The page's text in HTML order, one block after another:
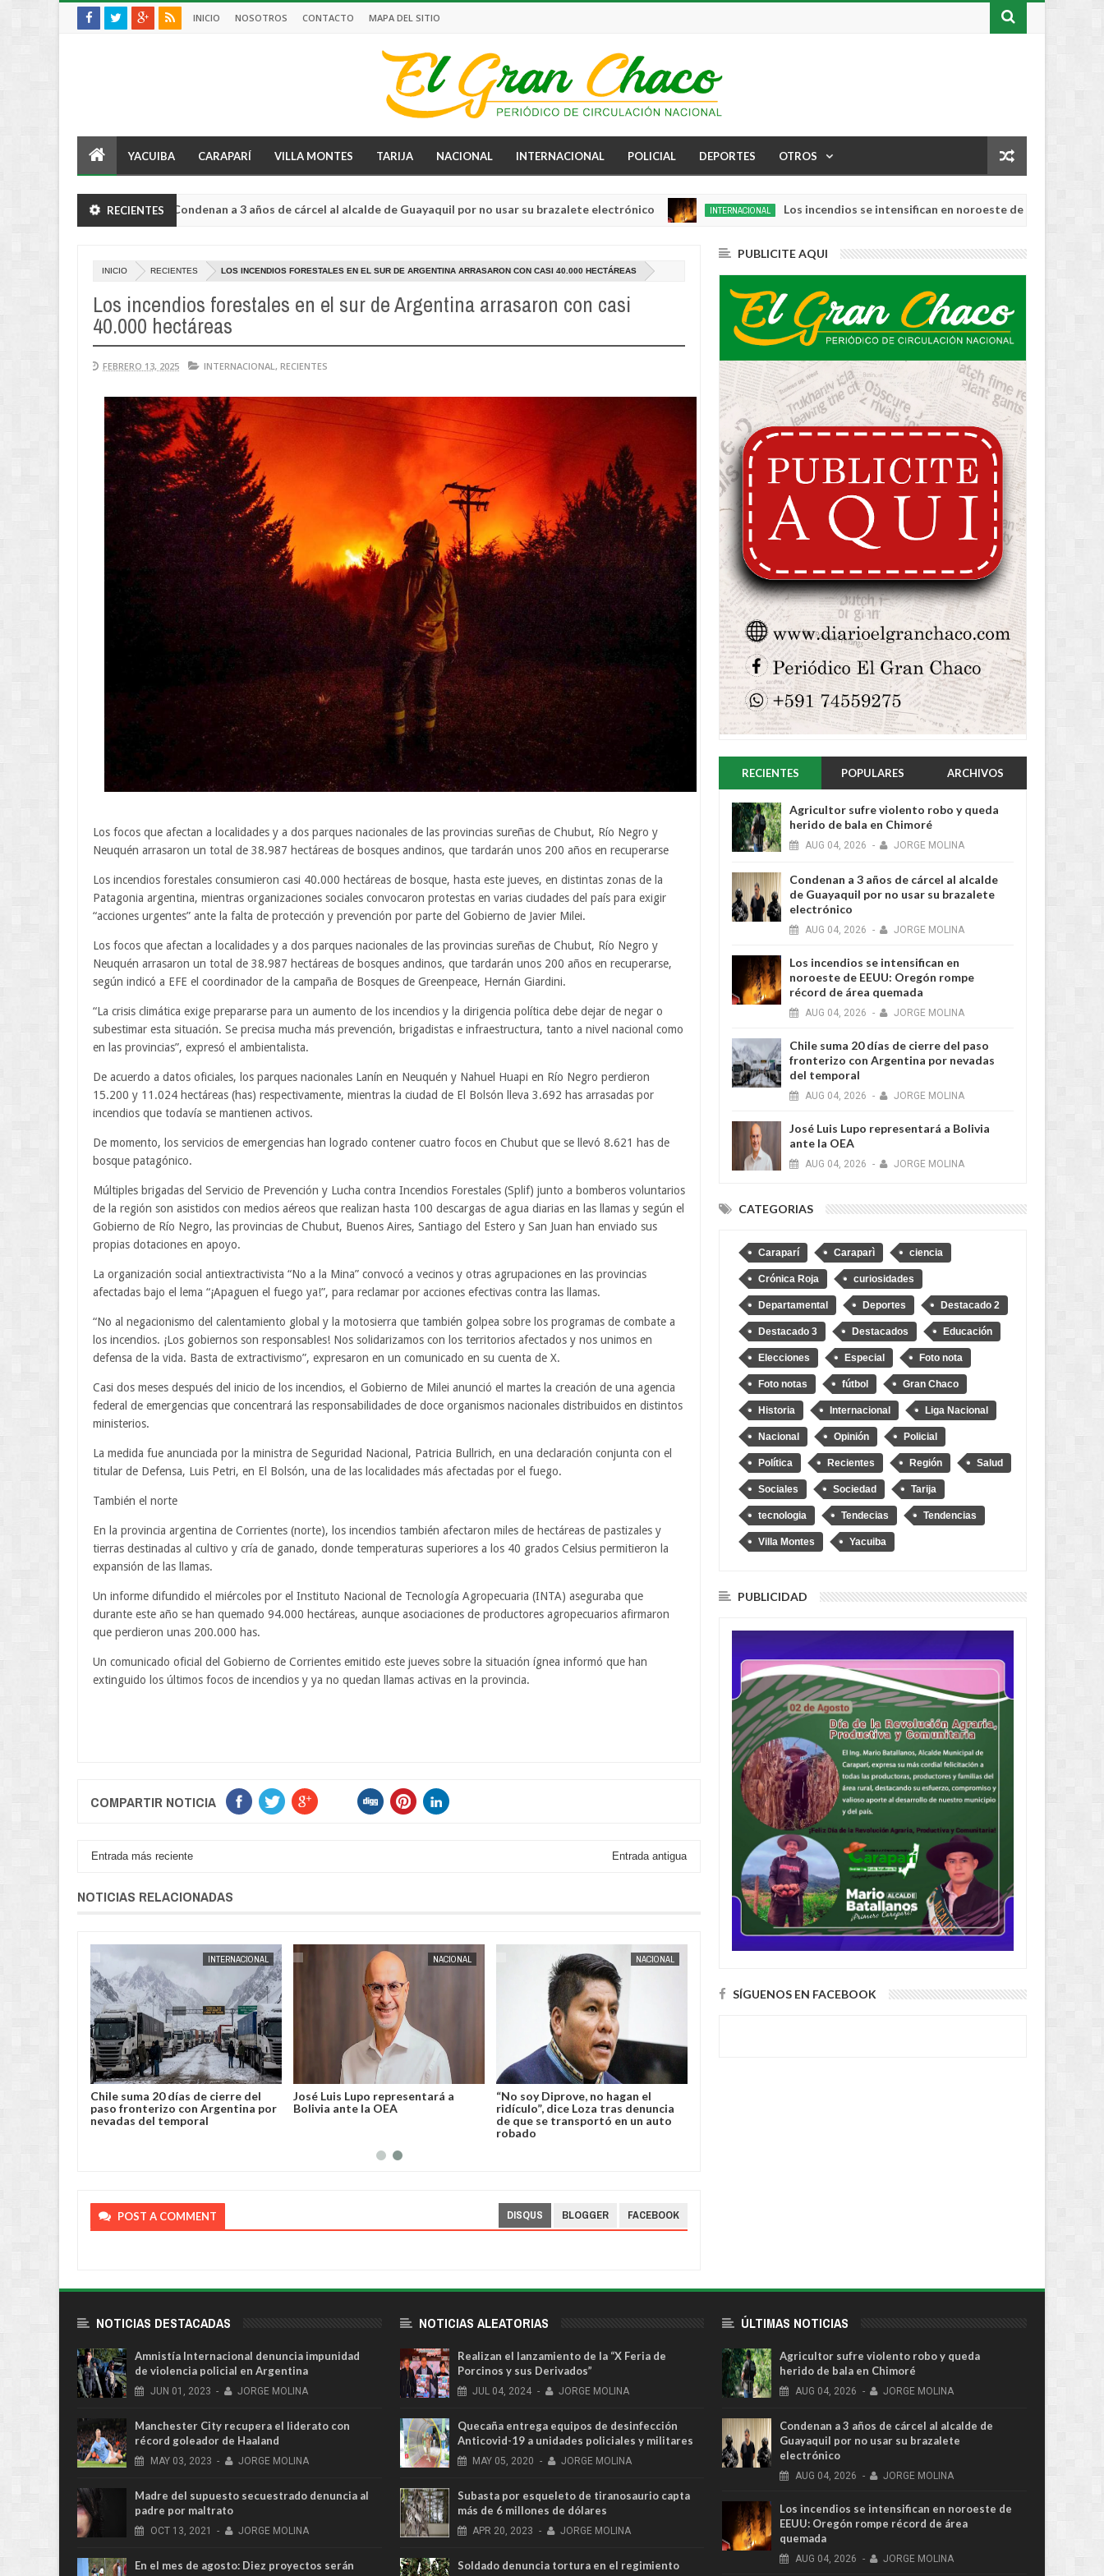
INICIO NOSOTROS CONTACTO MAPA DEL SITIO
YACUIBA CARAPARÍ VILLA MONTES TARIJA NACIONAL INTERNACIONAL POLICIAL DEPORTES OTROS
RECIENTES
INTERNACIONAL Condenan a 3 años de cárcel al alcalde de Guayaquil por no usar su brazalete electrónico INTERNACIONAL Los incendios se intensifican en noroeste de EEUU: Oregón rompe
INICIO RECIENTES LOS INCENDIOS FORESTALES EN EL SUR DE ARGENTINA ARRASARON CON CASI 40.000 HECTÁREAS
Los incendios forestales en el sur de Argentina arrasaron con casi
40.000 hectáreas
FEBRERO 13, 2025 INTERNACIONAL , RECIENTES
Los focos que afectan a localidades y a dos parques nacionales de las provincias sureñas de Chubut, Río Negro y
Neuquén arrasaron un total de 38.987 hectáreas de bosques andinos, que tardarán unos 200 años en recuperarse
Los incendios forestales consumieron casi 40.000 hectáreas de bosque, hasta este jueves, en distintas zonas de la
Patagonia argentina, mientras organizaciones sociales convocaron protestas en varias ciudades del país para exigir
“acciones urgentes” ante la falta de protección y prevención por parte del Gobierno de Javier Milei.
Los focos que afectan a localidades y a dos parques nacionales de las provincias sureñas de Chubut, Río Negro y
Neuquén arrasaron un total de 38.987 hectáreas de bosques andinos, que tardarán unos 200 años en recuperarse,
según indicó a EFE el coordinador de la campaña de Bosques de Greenpeace, Hernán Giardini.
“La crisis climática exige prepararse para un aumento de los incendios y la dirigencia política debe dejar de negar o
subestimar esta situación. Se precisa mucha más prevención, brigadistas e infraestructura, tanto a nivel nacional como
en las provincias”, expresó el ambientalista.
De acuerdo a datos oficiales, los parques nacionales Lanín en Neuquén y Nahuel Huapi en Río Negro perdieron
15.200 y 11.024 hectáreas (has) respectivamente, mientras la ciudad de El Bolsón lleva 3.692 has arrasadas por
incendios que todavía se mantienen activos.
De momento, los servicios de emergencias han logrado contener cuatro focos en Chubut que se llevó 8.621 has de
bosque patagónico.
Múltiples brigadas del Servicio de Prevención y Lucha contra Incendios Forestales (Splif) junto a bomberos voluntarios
de la región son asistidos con medios aéreos que realizan hasta 100 descargas de agua diarias en las llamas y según el
Gobierno de Río Negro, las provincias de Chubut, Buenos Aires, Santiago del Estero y San Juan han enviado sus
propias dotaciones en apoyo.
La organización social antiextractivista “No a la Mina” convocó a vecinos y otras agrupaciones en las provincias
afectadas bajo el lema “¡Apaguen el fuego ya!”, para reclamar por acciones efectivas contra las llamas.
“No al negacionismo del calentamiento global y la motosierra que también golpea sobre los programas de combate a
los incendios. ¡Los gobiernos son responsables! Nos solidarizamos con los territorios afectados y nos unimos en
defensa de la vida. Basta de extractivismo”, expresaron en un comunicado en su cuenta de X.
Casi dos meses después del inicio de los incendios, el Gobierno de Milei anunció el martes la creación de una agencia
federal de emergencias que concentrará las responsabilidades de doce organismos nacionales distribuidos en distintos
ministerios.
La medida fue anunciada por la ministra de Seguridad Nacional, Patricia Bullrich, en una declaración conjunta con el
titular de Defensa, Luis Petri, en El Bolsón, una de las localidades más afectadas por el fuego.
También el norte
En la provincia argentina de Corrientes (norte), los incendios también afectaron miles de hectáreas de pastizales y
tierras destinadas al cultivo y cría de ganado, donde temperaturas superiores a los 40 grados Celsius permitieron la
expansión de las llamas.
Un informe difundido el miércoles por el Instituto Nacional de Tecnología Agropecuaria (INTA) aseguraba que
durante este año se han quemado 94.000 hectáreas, aunque asociaciones de productores agropecuarios afirmaron
que perdieron unas 200.000 has.
Un comunicado oficial del Gobierno de Corrientes emitido este jueves sobre la situación ígnea informó que han
extinguido los últimos focos de incendios y ya no quedan llamas activas en la provincia.
COMPARTIR NOTICIA
Entrada más reciente Entrada antigua
NOTICIAS RELACIONADAS
AUG AUG AUG
INTERNACIONAL
Chile suma 20 días de cierre del
paso fronterizo con Argentina por
nevadas del temporal
NACIONAL
José Luis Lupo representará a
Bolivia ante la OEA
NACIONAL
“No soy Diprove, no hagan el
ridículo”, dice Loza tras denuncia
de que se transportó en un auto
robado
POST A COMMENT DISQUS BLOGGER FACEBOOK
PUBLICITE AQUI
RECIENTES POPULARES ARCHIVOS
Agricultor sufre violento robo y queda
herido de bala en Chimoré
AUG 04, 2026 - JORGE MOLINA
Condenan a 3 años de cárcel al alcalde
de Guayaquil por no usar su brazalete
electrónico
AUG 04, 2026 - JORGE MOLINA
Los incendios se intensifican en
noroeste de EEUU: Oregón rompe
récord de área quemada
AUG 04, 2026 - JORGE MOLINA
Chile suma 20 días de cierre del paso
fronterizo con Argentina por nevadas
del temporal
AUG 04, 2026 - JORGE MOLINA
José Luis Lupo representará a Bolivia
ante la OEA
AUG 04, 2026 - JORGE MOLINA
CATEGORIAS
Caraparí Caraparì ciencia
Crónica Roja curiosidades
Departamental Deportes Destacado 2
Destacado 3 Destacados Educación
Elecciones Especial Foto nota
Foto notas fútbol Gran Chaco
Historia Internacional Liga Nacional
Nacional Opinión Policial
Política Recientes Región Salud
Sociales Sociedad Tarija
tecnologia Tendecias Tendencias
Villa Montes Yacuiba
PUBLICIDAD
SÍGUENOS EN FACEBOOK
NOTICIAS DESTACADAS
Amnistía Internacional denuncia impunidad
de violencia policial en Argentina
JUN 01, 2023 - JORGE MOLINA
Manchester City recupera el liderato con
récord goleador de Haaland
MAY 03, 2023 - JORGE MOLINA
Madre del supuesto secuestrado denuncia al
padre por maltrato
OCT 13, 2021 - JORGE MOLINA
En el mes de agosto: Diez proyectos serán
NOTICIAS ALEATORIAS
Realizan el lanzamiento de la “X Feria de
Porcinos y sus Derivados”
JUL 04, 2024 - JORGE MOLINA
Quecaña entrega equipos de desinfección
Anticovid-19 a unidades policiales y militares
MAY 05, 2020 - JORGE MOLINA
Subasta por esqueleto de tiranosaurio capta
más de 6 millones de dólares
APR 20, 2023 - JORGE MOLINA
Soldado denuncia tortura en el regimiento
ÚLTIMAS NOTICIAS
Agricultor sufre violento robo y queda
herido de bala en Chimoré
AUG 04, 2026 - JORGE MOLINA
Condenan a 3 años de cárcel al alcalde de
Guayaquil por no usar su brazalete
electrónico
AUG 04, 2026 - JORGE MOLINA
Los incendios se intensifican en noroeste de
EEUU: Oregón rompe récord de área
quemada
AUG 04, 2026 - JORGE MOLINA